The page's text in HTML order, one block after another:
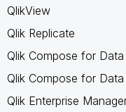
QlikView
Qlik Replicate
Qlik Compose for
Qlik Compose for
Qlik Enterprise